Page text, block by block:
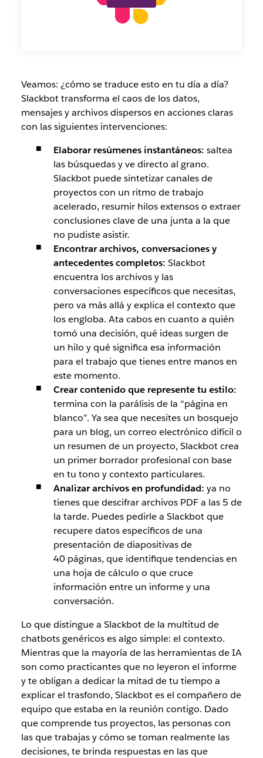
Veamos: ¿cómo se traduce esto en tu día a día?
Slackbot transforma el caos de los datos,
mensajes y archivos dispersos en acciones claras
con las siguientes intervenciones:
Elaborar resúmenes instantáneos: saltea
las búsquedas y ve directo al grano.
Slackbot puede sintetizar canales de
proyectos con un ritmo de trabajo
acelerado, resumir hilos extensos o extraer
conclusiones clave de una junta a la que
no pudiste asistir.
Encontrar archivos, conversaciones y
antecedentes completos: Slackbot
encuentra los archivos y las
conversaciones específicos que necesitas,
pero va más allá y explica el contexto que
los engloba. Ata cabos en cuanto a quién
tomó una decisión, qué ideas surgen de
un hilo y qué significa esa información
para el trabajo que tienes entre manos en
este momento.
Crear contenido que represente tu estilo:
termina con la parálisis de la “página en
blanco”. Ya sea que necesites un bosquejo
para un blog, un correo electrónico difícil o
un resumen de un proyecto, Slackbot crea
un primer borrador profesional con base
en tu tono y contexto particulares.
Analizar archivos en profundidad: ya no
tienes que descifrar archivos PDF a las 5 de
la tarde. Puedes pedirle a Slackbot que
recupere datos específicos de una
presentación de diapositivas de
40 páginas, que identifique tendencias en
una hoja de cálculo o que cruce
información entre un informe y una
conversación.
Lo que distingue a Slackbot de la multitud de
chatbots genéricos es algo simple: el contexto.
Mientras que la mayoría de las herramientas de IA
son como practicantes que no leyeron el informe
y te obligan a dedicar la mitad de tu tiempo a
explicar el trasfondo, Slackbot es el compañero de
equipo que estaba en la reunión contigo. Dado
que comprende tus proyectos, las personas con
las que trabajas y cómo se toman realmente las
decisiones, te brinda respuestas en las que